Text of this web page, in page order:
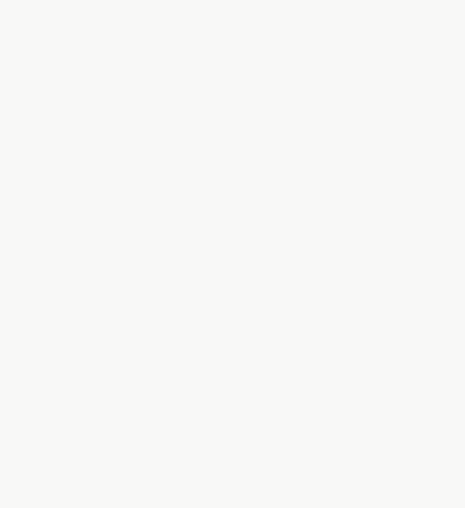
подруга» душевно с
телефону: «Привет,
не представляю, как ты
килограммы. Это же так